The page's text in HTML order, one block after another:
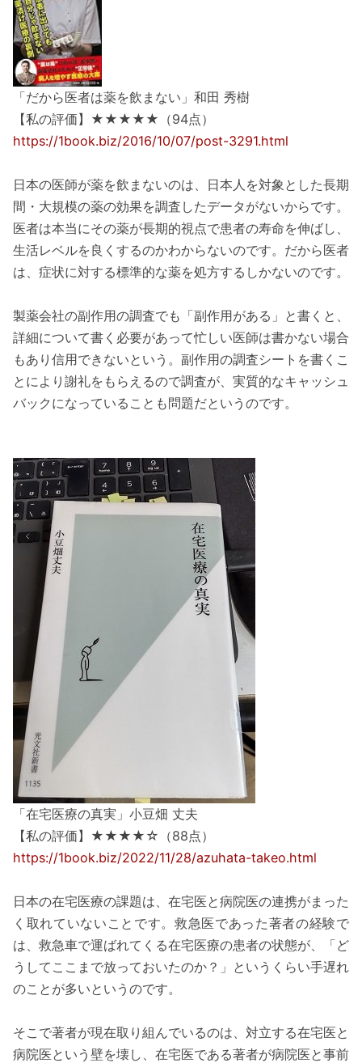
「だから医者は薬を飲まない」和田 秀樹
【私の評価】★★★★★（94点）
https://1book.biz/2016/10/07/post-3291.html
日本の医師が薬を飲まないのは、日本人を対象とした長期
間・大規模の薬の効果を調査したデータがないからです。
医者は本当にその薬が長期的視点で患者の寿命を伸ばし、
生活レベルを良くするのかわからないのです。だから医者
は、症状に対する標準的な薬を処方するしかないのです。
製薬会社の副作用の調査でも「副作用がある」と書くと、
詳細について書く必要があって忙しい医師は書かない場合
もあり信用できないという。副作用の調査シートを書くこ
とにより謝礼をもらえるので調査が、実質的なキャッシュ
バックになっていることも問題だというのです。
「在宅医療の真実」小豆畑 丈夫
【私の評価】★★★★☆（88点）
https://1book.biz/2022/11/28/azuhata-takeo.html
日本の在宅医療の課題は、在宅医と病院医の連携がまった
く取れていないことです。救急医であった著者の経験で
は、救急車で運ばれてくる在宅医療の患者の状態が、「ど
うしてここまで放っておいたのか？」というくらい手遅れ
のことが多いというのです。
そこで著者が現在取り組んでいるのは、対立する在宅医と
病院医という壁を壊し、在宅医である著者が病院医と事前